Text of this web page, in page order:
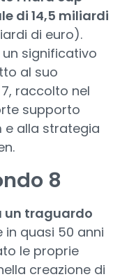
di 14,5 miliardi
di euro).
significativo
al suo
raccolto nel
supporto
e alla strategia
8
un traguardo
in quasi 50 anni
le proprie
creazione di